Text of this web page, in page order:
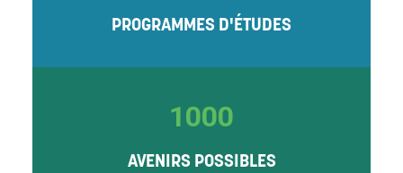
PROGRAMMES D'ÉTUDES
1000
AVENIRS POSSIBLES